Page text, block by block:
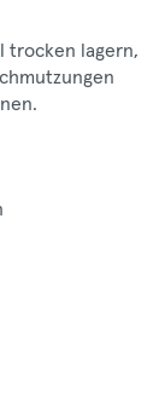
trocken lagern,